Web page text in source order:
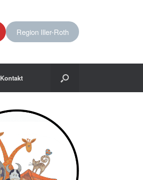
Region Iller-Roth
Kontakt